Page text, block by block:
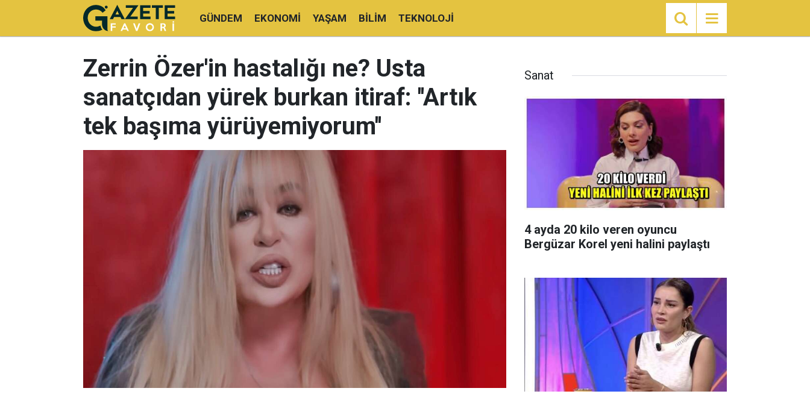
GÜNDEM EKONOMI YAŞAM BILIM TEKNOLOJI
Zerrin Özer'in hastalığı ne? Usta
sanatçıdan yürek burkan itiraf: ''Artık
tek başıma yürüyemiyorum''
Sanat
4 ayda 20 kilo veren oyuncu
Bergüzar Korel yeni halini paylaştı